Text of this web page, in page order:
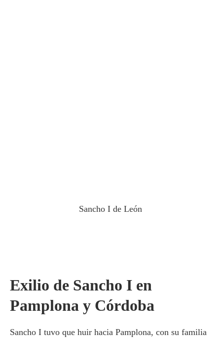
Sancho I de León
Exilio de Sancho I en
Pamplona y Córdoba
Sancho I tuvo que huir hacia Pamplona, con su familia